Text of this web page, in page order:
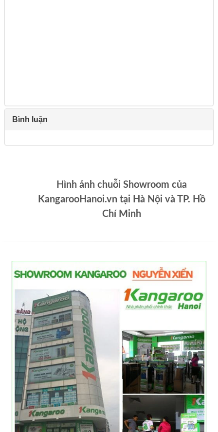
Bình luận
Hình ảnh chuỗi Showroom của
KangarooHanoi.vn tại Hà Nội và TP. Hồ
Chí Minh